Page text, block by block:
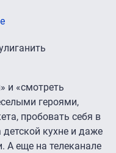
и «смотреть
героями,
пробовать себя в
кухне и даже
А еще на телеканале